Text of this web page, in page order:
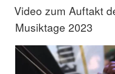
Video zum Auftakt
Musiktage 2023